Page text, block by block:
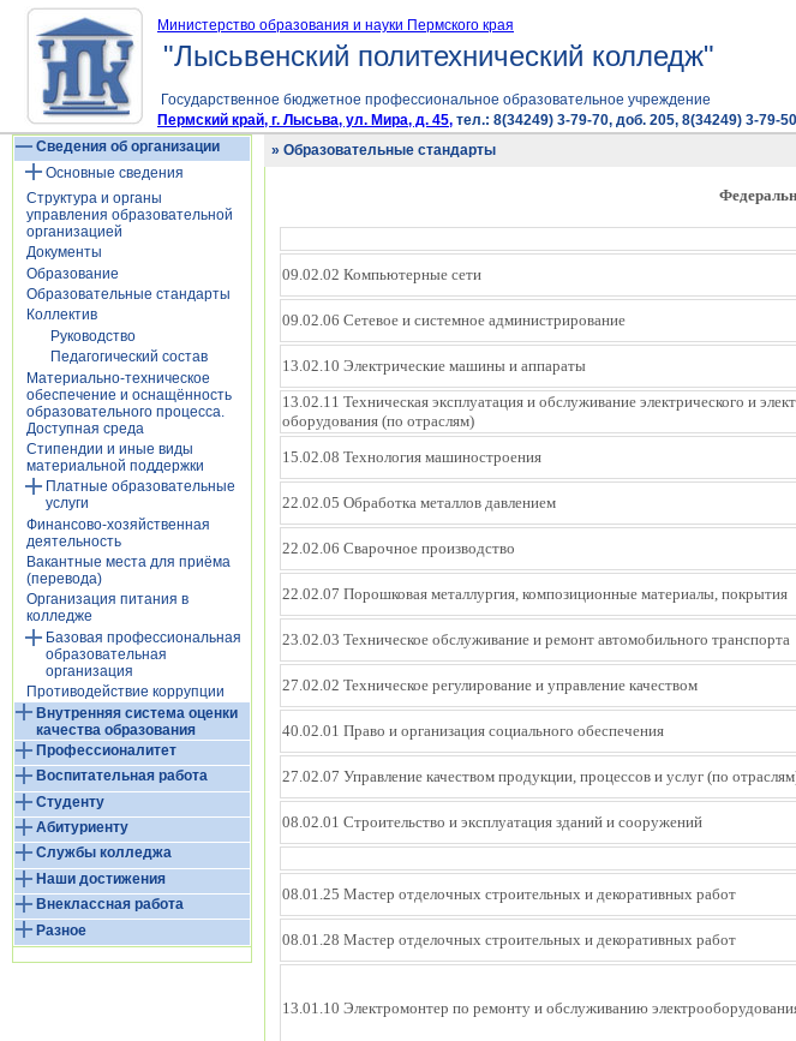
Министерство образования и науки Пермского края
"Лысьвенский политехнический колледж"
Государственное бюджетное профессиональное образовательное учреждение
Пермский край, г. Лысьва, ул. Мира, д. 45, тел.: 8(34249) 3-79-70, доб. 205, 8(34249) 3-79-
Сведения об организации
Основные сведения
Структура и органы
управления образовательной
организацией
Документы
Образование
Образовательные стандарты
Коллектив
Руководство
Педагогический состав
Материально-техническое
обеспечение и оснащённость
образовательного процесса.
Доступная среда
Стипендии и иные виды
материальной поддержки
Платные образовательные
услуги
Финансово-хозяйственная
деятельность
Вакантные места для приёма
(перевода)
Организация питания в
колледже
Базовая профессиональная
образовательная
организация
Противодействие коррупции
Внутренняя система оценки
качества образования
Профессионалитет
Воспитательная работа
Студенту
Абитуриенту
Службы колледжа
Наши достижения
Внеклассная работа
Разное
» Образовательные стандарты
09.02.02 Компьютерные сети
09.02.06 Сетевое и системное администрирование
13.02.10 Электрические машины и аппараты
13.02.11 Техническая эксплуатация и обслуживание электрического и
оборудования (по отраслям)
15.02.08 Технология машиностроения
22.02.05 Обработка металлов давлением
22.02.06 Сварочное производство
22.02.07 Порошковая металлургия, композиционные материалы, покрытия
23.02.03 Техническое обслуживание и ремонт автомобильного транспорта
27.02.02 Техническое регулирование и управление качеством
40.02.01 Право и организация социального обеспечения
27.02.07 Управление качеством продукции, процессов и услуг (по
08.02.01 Строительство и эксплуатация зданий и сооружений
08.01.25 Мастер отделочных строительных и декоративных работ
08.01.28 Мастер отделочных строительных и декоративных работ
13.01.10 Электромонтер по ремонту и обслуживанию